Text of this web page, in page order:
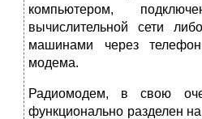
компьютером,
вычислительной сети
машинами через
модема.
Радиомодем, в свою
функционально разделен